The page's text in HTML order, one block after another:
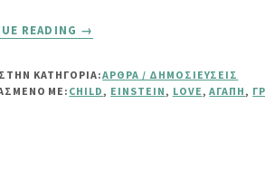
READING
ΤΟ
ΤΟΥ
→
ΚΑΤΗΓΟΡΙΑ:ΆΡΘΡΑ / ΔΗΜΟΣΙΕΎΣΕΙΣ
ΜΕ: CHILD, EINSTEIN, LOVE,ΑΓΆΠΗ,